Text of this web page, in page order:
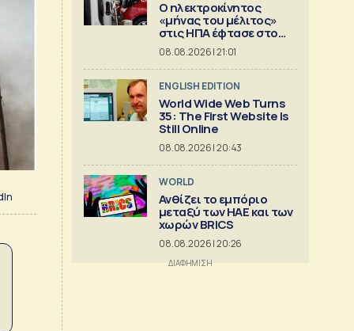
Ο ηλεκτροκίνητος
«μήνας του μέλιτος»
στις ΗΠΑ έφτασε στο
τέλος του
08.08.2026 | 21:01
ENGLISH EDITION
World Wide Web Turns
35: The First Website Is
Still Online
08.08.2026 | 20:43
WORLD
Ανθίζει το εμπόριο
μεταξύ των ΗΑΕ και των
χωρών BRICS
08.08.2026 | 20:26